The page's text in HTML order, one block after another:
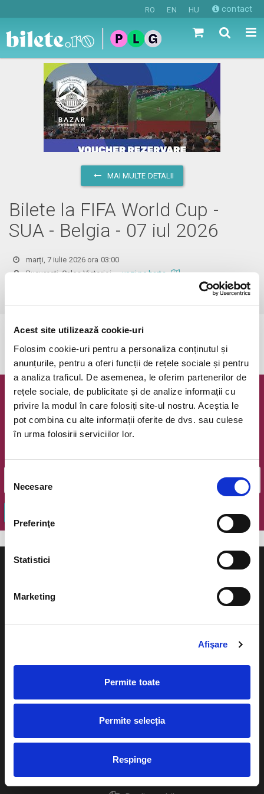
Acest site utilizează cookie-uri
Folosim cookie-uri pentru a personaliza conținutul și
anunțurile, pentru a oferi funcții de rețele sociale și pentru
a analiza traficul. De asemenea, le oferim partenerilor de
rețele sociale, de publicitate și de analize informații cu
privire la modul în care folosiți site-ul nostru. Aceștia le
pot combina cu alte informații oferite de dvs. sau culese
în urma folosirii serviciilor lor.
consimțământului
Necesare
Preferinţe
Statistici
Marketing
Afişare
Permite toate
Permite selecția
Respinge
RO EN HU contact
MAI MULTE DETALII
Bilete la FIFA World Cup -
SUA - Belgia - 07 iul 2026
marți, 7 iulie 2026 ora 03:00
Bucuresti, Calea Victorieivezi pe harta
Evenimentul a expirat.
Newsletter @ Bilete.ro
Oferte exclusive si o editie saptamanala cu cele mai noi
evenimente.
Cum comand bilete?
Plata online sau cash
Livrare prin curier
Returnare bilete
Diverse